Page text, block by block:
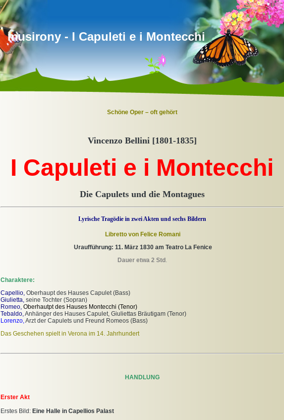
musirony - I Capuleti e i Montecchi
Schöne Oper – oft gehört
Vincenzo Bellini [1801-1835]
I Capuleti e i Montecchi
Die Capulets und die Montagues
Lyrische Tragödie in zwei Akten und sechs Bildern
Libretto von Felice Romani
Uraufführung: 11. März 1830 am Teatro La Fenice
Dauer etwa 2 Std .
Charaktere:
Capellio, Oberhaupt des Hauses Capulet (Bass)
Giulietta, seine Tochter (Sopran)
Romeo, Oberhautpt des Hauses Montecchi (Tenor)
Tebaldo,Anhänger des Hauses Capulet, Giuliettas Bräutigam (Tenor)
Lorenzo,Arzt der Capulets und Freund Romeos (Bass)
Das Geschehen spielt in Verona im 14. Jahrhundert
HANDLUNG
Erster Akt
Erstes Bild: Eine Halle in Capellios Palast